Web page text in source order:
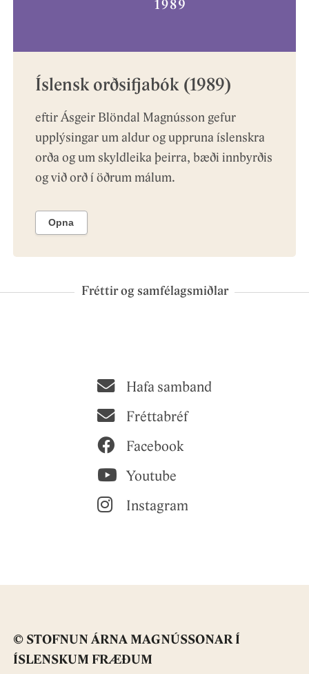
Íslensk orðsifjabók (1989)
eftir Ásgeir Blöndal Magnússon gefur
upplýsingar um aldur og uppruna íslenskra
orða og um skyldleika þeirra, bæði innbyrðis
og við orð í öðrum málum.
Opna
Fréttir og samfélagsmiðlar
Hafa samband
Fréttabréf
Facebook
Youtube
Instagram
© STOFNUN ÁRNA MAGNÚSSONAR Í
ÍSLENSKUM FRÆÐUM